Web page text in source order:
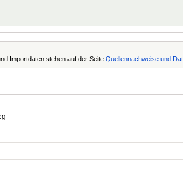
Importdaten stehen auf der Seite Quellennachweise und